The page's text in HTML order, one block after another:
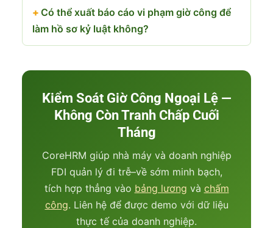
Có thể xuất báo cáo vi phạm giờ công để
làm hồ sơ kỷ luật không?
Kiểm Soát Giờ Công Ngoại Lệ —
Không Còn Tranh Chấp Cuối
Tháng
CoreHRM giúp nhà máy và doanh nghiệp
FDI quản lý đi trễ–về sớm minh bạch,
tích hợp thẳng vào bảng lương và chấm
công. Liên hệ để được demo với dữ liệu
thực tế của doanh nghiệp.